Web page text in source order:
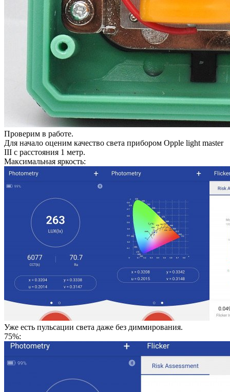
Проверим в работе.
Для начало оценим качество света прибором Opple light master
III с расстояния 1 метр.
Максимальная яркость:
Уже есть пульсации света даже без диммирования.
75%: